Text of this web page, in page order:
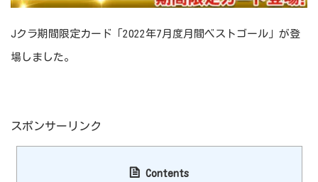
Jクラ期間限定カード「2022年7月度月間ベストゴール」が登
場しました。
スポンサーリンク
Contents